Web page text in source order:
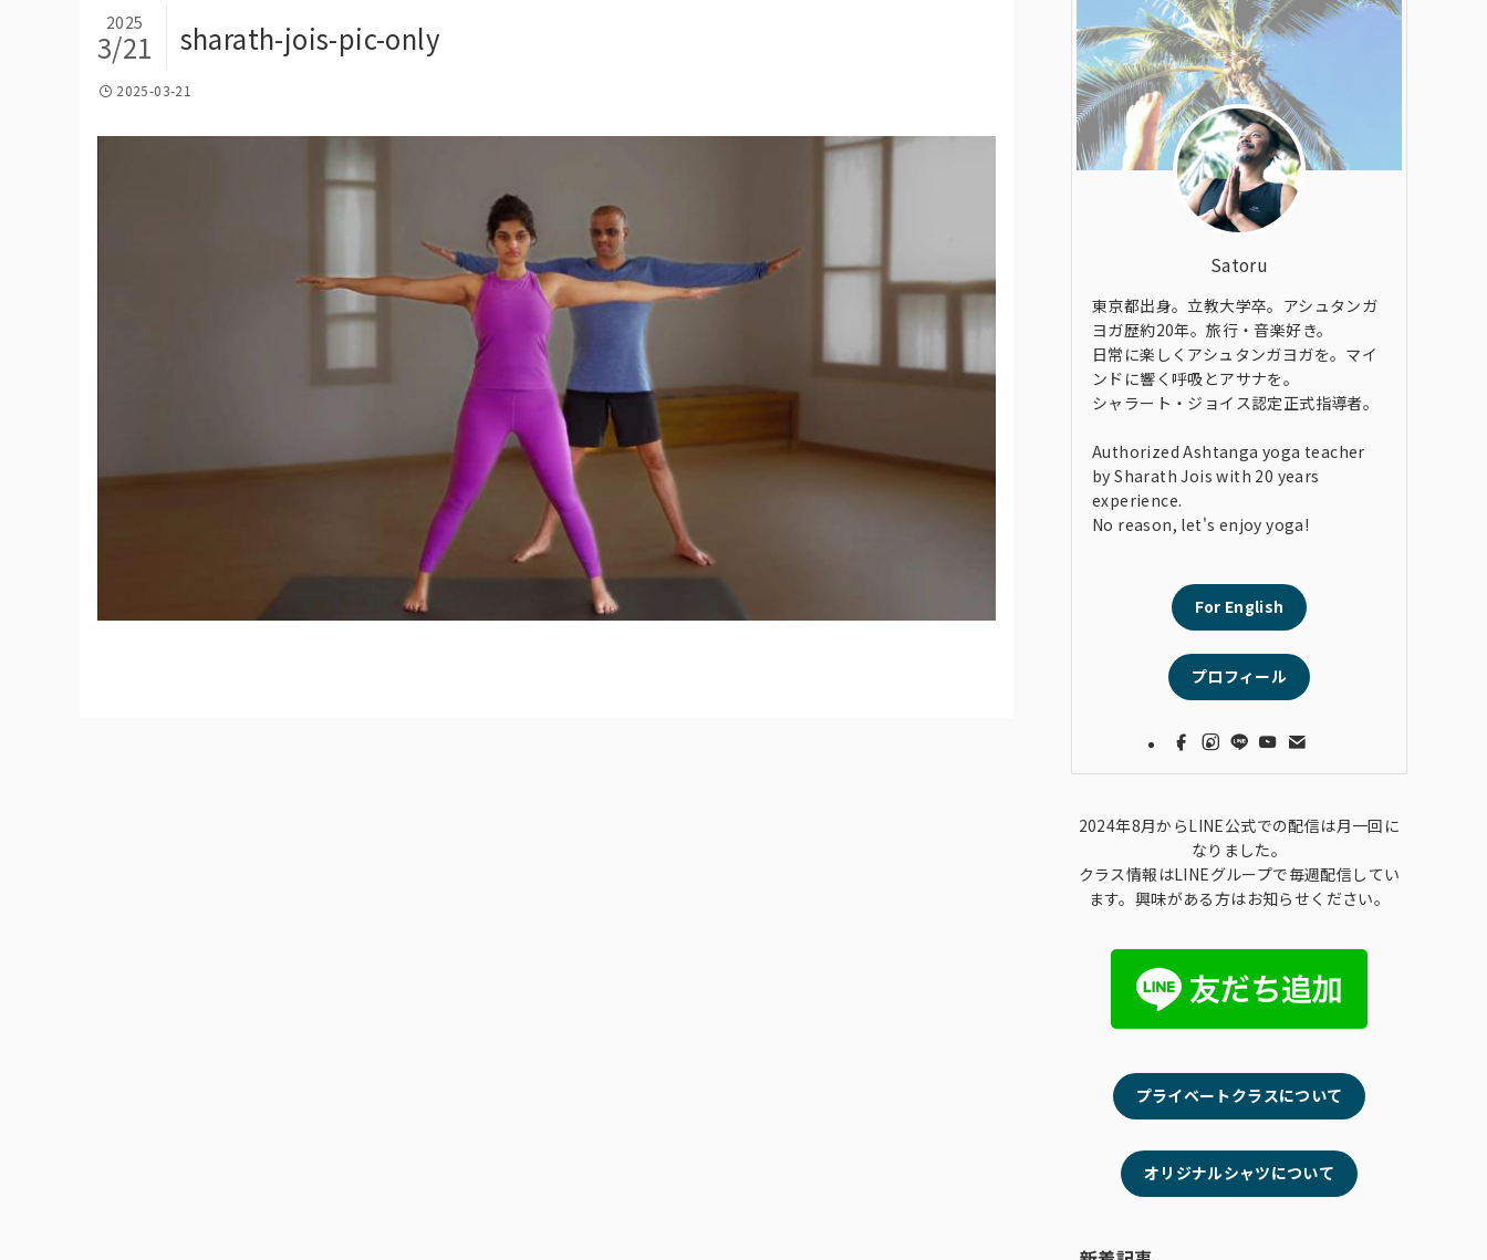
sharath-jois-pic-only
2025
3/21
2025-03-21
Satoru
東京都出身。立教大学卒。アシュタンガ
ヨガ歴約20年。旅行・音楽好き。
日常に楽しくアシュタンガヨガを。マイ
ンドに響く呼吸とアサナを。
シャラート・ジョイス認定正式指導者。
Authorized Ashtanga yoga teacher
by Sharath Jois with 20 years
experience.
No reason, let's enjoy yoga!
For English
プロフィール
2024年8月からLINE公式での配信は月一回に
なりました。
クラス情報はLINEグループで毎週配信してい
ます。興味がある方はお知らせください。
プライベートクラスについて
オリジナルシャツについて